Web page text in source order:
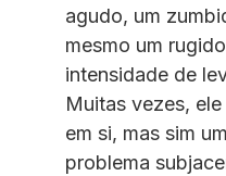
agudo, um
mesmo um
intensidade de
Muitas vezes,
em si, mas sim
problema